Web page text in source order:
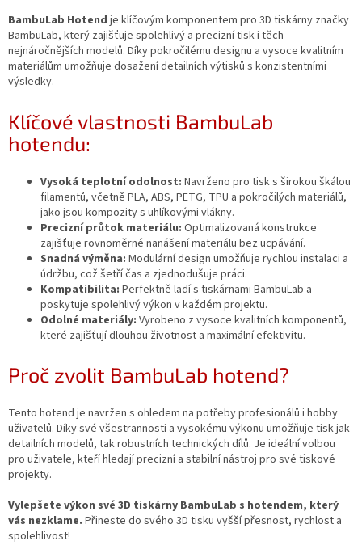
BambuLab Hotend je klíčovým komponentem pro 3D tiskárny značky
BambuLab, který zajišťuje spolehlivý a precizní tisk i těch
nejnáročnějších modelů. Díky pokročilému designu a vysoce kvalitním
materiálům umožňuje dosažení detailních výtisků s konzistentními
výsledky.
Klíčové vlastnosti BambuLab
hotendu:
Vysoká teplotní odolnost: Navrženo pro tisk s širokou škálou
filamentů, včetně PLA, ABS, PETG, TPU a pokročilých materiálů,
jako jsou kompozity s uhlíkovými vlákny.
Precizní průtok materiálu: Optimalizovaná konstrukce
zajišťuje rovnoměrné nanášení materiálu bez ucpávání.
Snadná výměna: Modulární design umožňuje rychlou instalaci a
údržbu, což šetří čas a zjednodušuje práci.
Kompatibilita: Perfektně ladí s tiskárnami BambuLab a
poskytuje spolehlivý výkon v každém projektu.
Odolné materiály: Vyrobeno z vysoce kvalitních komponentů,
které zajišťují dlouhou životnost a maximální efektivitu.
Proč zvolit BambuLab hotend?
Tento hotend je navržen s ohledem na potřeby profesionálů i hobby
uživatelů. Díky své všestrannosti a vysokému výkonu umožňuje tisk jak
detailních modelů, tak robustních technických dílů. Je ideální volbou
pro uživatele, kteří hledají precizní a stabilní nástroj pro své tiskové
projekty.
Vylepšete výkon své 3D tiskárny BambuLab s hotendem, který
vás nezklame. Přineste do svého 3D tisku vyšší přesnost, rychlost a
spolehlivost!